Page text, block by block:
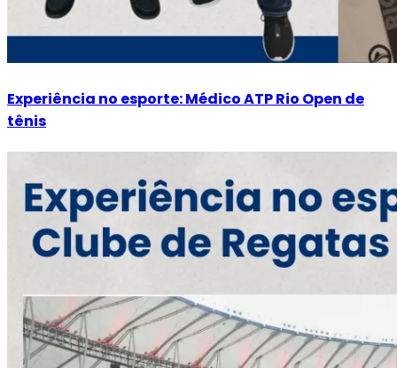
Experiência no esporte: Médico ATP Rio Open de
tênis